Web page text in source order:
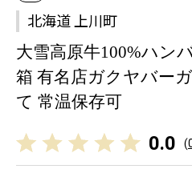
北海道 上川町
大雪高原牛100%ハン
箱 有名店ガクヤバー
て 常温保存可
0.0 (